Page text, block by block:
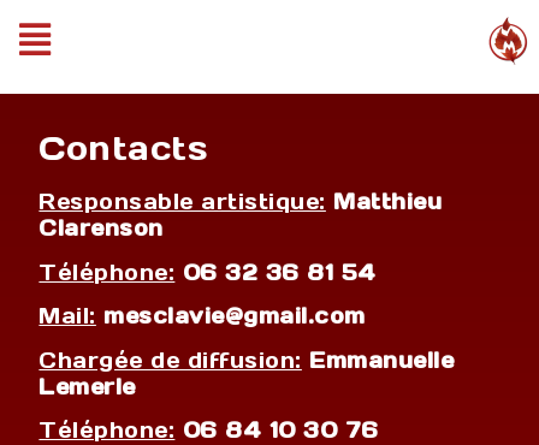
Contacts
Responsable artistique: Matthieu
Clarenson
Téléphone: 06 32 36 81 54
Mail: mesclavie@gmail.com
Chargée de diffusion: Emmanuelle
Lemerle
Téléphone: 06 84 10 30 76